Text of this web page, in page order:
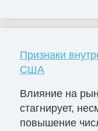
Признаки
США
Влияние на
стагнирует,
повышение